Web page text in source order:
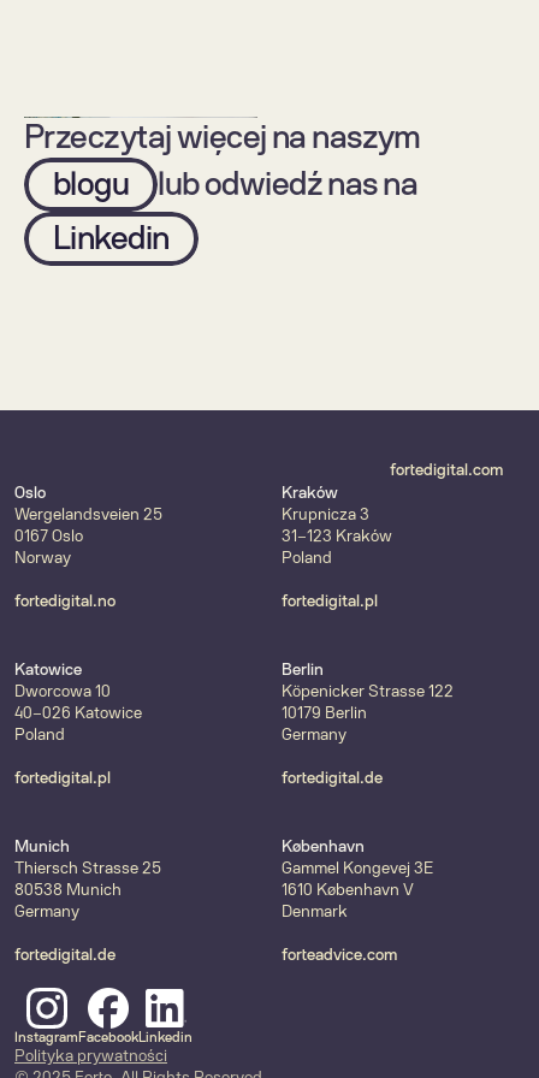
kierować się w
sama siła
Przeczytaj więcej na naszym
blogu
lub odwiedź nas na
Linkedin
fortedigital.com
Oslo
Wergelandsveien 25
0167 Oslo
Norway
fortedigital.no
Kraków
Krupnicza 3
31-123 Kraków
Poland
fortedigital.pl
Katowice
Dworcowa 10
40-026 Katowice
Poland
fortedigital.pl
Berlin
Köpenicker Strasse 122
10179 Berlin
Germany
fortedigital.de
Munich
Thiersch Strasse 25
80538 Munich
Germany
fortedigital.de
København
Gammel Kongevej 3E
1610 København V
Denmark
forteadvice.com
InstagramFacebookLinkedin
Polityka prywatności